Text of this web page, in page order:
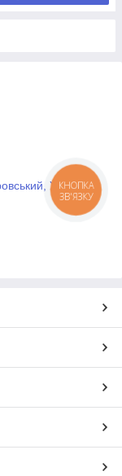
Україна
КНОПКА
ЗВ'ЯЗКУ